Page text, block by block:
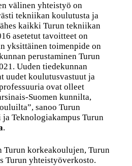
välinen yhteistyö on
tekniikan koulutusta ja
kaikki Turun tekniikan
asetetut tavoitteet on
yksittäinen toimenpide on
perustaminen Turun
Uuden tiedekunnan
uudet koulutusvastuut ja
ovat olleet
Suomen kunnilta,
sanoo Turun
Teknologiakampus Turun
.
Turun korkeakoulujen, Turun
Turun yhteistyöverkosto.